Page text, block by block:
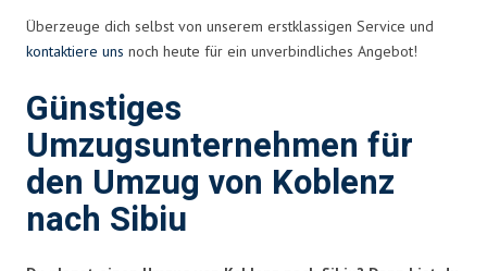
Überzeuge dich selbst von unserem erstklassigen Service und
kontaktiere uns noch heute für ein unverbindliches Angebot!
Günstiges
Umzugsunternehmen für
den Umzug von Koblenz
nach Sibiu